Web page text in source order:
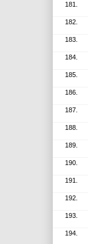
181.
182.
183.
184.
185.
186.
187.
188.
189.
190.
191.
192.
193.
194.